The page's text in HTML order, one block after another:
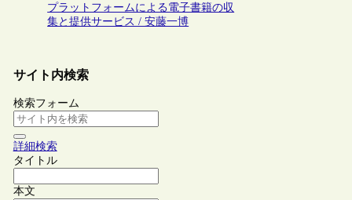
プラットフォームによる電子書籍の収
集と提供サービス / 安藤一博
サイト内検索
検索フォーム
詳細検索
タイトル
本文